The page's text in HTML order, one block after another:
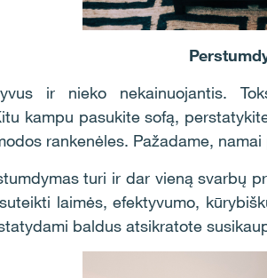
ir nieko nekainuojantis.
kampu pasukite sofą,
rankenėles. Pažadame,
turi ir dar vieną svarbų
laimės, efektyvumo,
baldus atsikratote